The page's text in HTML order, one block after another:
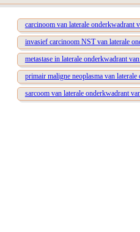
carcinoom van laterale onderkwadrant
invasief carcinoom NST van laterale
metastase in laterale onderkwadrant
primair maligne neoplasma van
sarcoom van laterale onderkwadrant